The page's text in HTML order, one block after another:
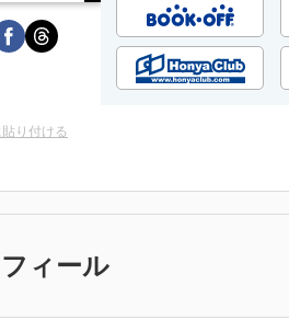
り付ける
ィール